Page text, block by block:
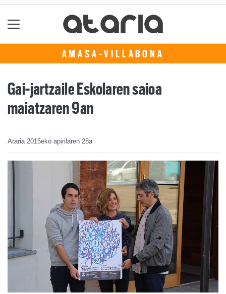
AMASA-VILLABONA
Gai-jartzaile Eskolaren saioa
maiatzaren 9an
Ataria 2015eko apirilaren 28a